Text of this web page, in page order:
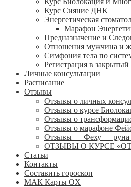
Курс Сияние ДНК
Энергетическая
Марафон
Предназначение и
Отношения мужчина и
Симфония тела по
Регистрация в
Личные консультации
Расписание
Отзывы
Отзывы о личных
Отзывы о курсе
Отзывы о
Отзывы о марафоне
Отзывы — Феху — руна
ОТЗЫВЫ О КУРСЕ
Статьи
Контакты
Составить гороскоп
МАК Карты OХ